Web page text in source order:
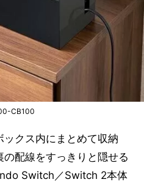
CB100
クス内にまとめて収納
配線をすっきりと隠せる
Switch／Switch 2本体